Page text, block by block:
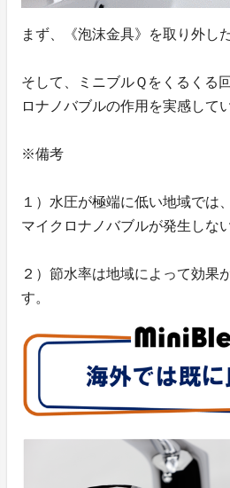
まず、《泡沫金具》を取り外し
そして、ミニブルＱをくるくる
ロナノバブルの作用を実感して
※備考
１）水圧が極端に低い地域では
マイクロナノバブルが発生しな
２）節水率は地域によって効果
す。